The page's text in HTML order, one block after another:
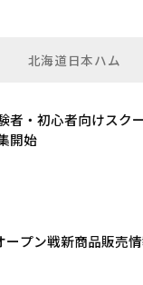
北海道日本ハム
者・初心者向けスク
開始
プン戦新商品販売情